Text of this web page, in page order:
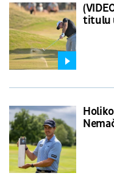
titulu